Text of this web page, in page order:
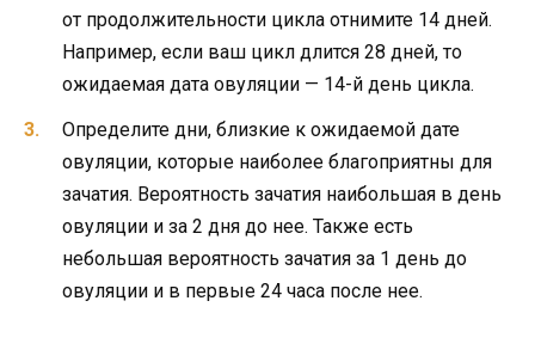
от продолжительности цикла отнимите 14 дней.
Например, если ваш цикл длится 28 дней, то
ожидаемая дата овуляции — 14-й день цикла.
Определите дни, близкие к ожидаемой дате
овуляции, которые наиболее благоприятны для
зачатия. Вероятность зачатия наибольшая в день
овуляции и за 2 дня до нее. Также есть
небольшая вероятность зачатия за 1 день до
овуляции и в первые 24 часа после нее.